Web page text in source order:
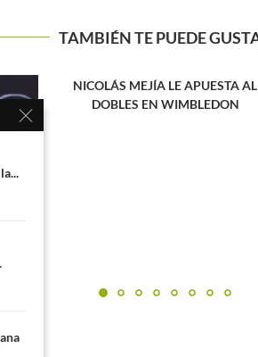
TAMBIÉN TE PUEDE
Novak Djokovic: «Tenía dudas si
volver a mi mejor...